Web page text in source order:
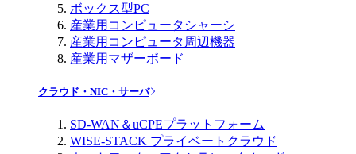
ボックス型PC
産業用コンピュータシャーシ
産業用コンピュータ周辺機器
産業用マザーボード
クラウド・NIC・サーバ
SD-WAN＆uCPEプラットフォーム
WISE-STACK プライベートクラウド